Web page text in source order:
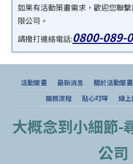
如果有活動策畫需求，歡迎您聯
限公司。
請撥打連絡電話:0800-089-
活動策畫 最新消息 關於活動策畫
服務流程
貼心叮嚀 線上
大概念到小細節-
公司